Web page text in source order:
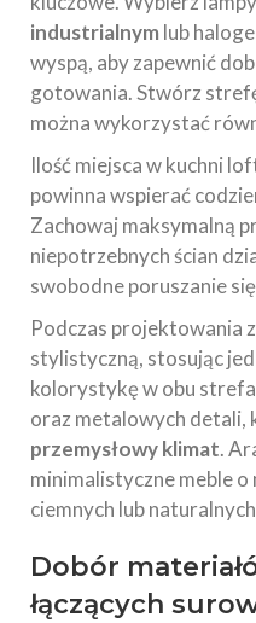
industrialnymlub
wyspą, aby zapewnić
gotowania. Stwórz
można wykorzystać
Ilość miejsca w kuchni
powinna wspierać
Zachowaj maksymalną
niepotrzebnych ścian
swobodne poruszanie
Podczas projektowania
stylistyczną, stosując
kolorystykę w obu
oraz metalowych detali,
przemysłowy klimat.
minimalistyczne meble
ciemnych lub
Dobór
łączących